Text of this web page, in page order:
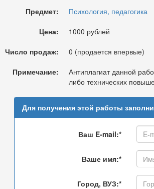
Предмет:
Психология, педагогика
Цена:
1000 рублей
Число продаж:
0 (продается впервые)
Примечание:
Антиплагиат данной
либо технических
Для получения этой работы
Ваш E-mail:*
Ваше имя:*
Город, ВУЗ:*